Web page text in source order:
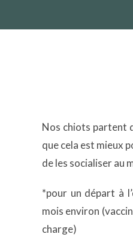
Nos chiots partent
que cela est mieux
de les socialiser au
*pour un départ à
mois environ
charge)